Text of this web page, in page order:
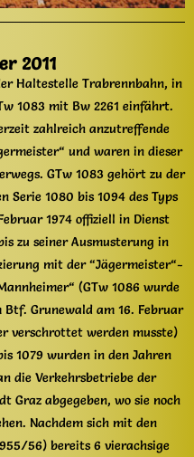
2011
Haltestelle Trabrennbahn, in
1083 mit Bw 2261 einfährt.
zahlreich anzutreffende
und waren in dieser
GTw 1083 gehört zu der
Serie 1080 bis 1094 des Typs
1974 offiziell in Dienst
zu seiner Ausmusterung in
mit der “Jägermeister“-
(GTw 1086 wurde
Grunewald am 16. Februar
verschrottet werden musste)
1079 wurden in den Jahren
die Verkehrsbetriebe der
Graz abgegeben, wo sie noch
Nachdem sich mit den
56) bereits 6 vierachsige